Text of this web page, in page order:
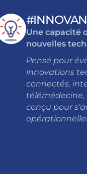
Une capacité
nouvelles
Pensé pour
innovations
connectés,
télémédecine,
conçu pour